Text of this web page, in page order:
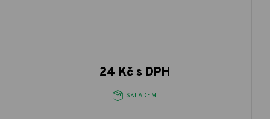
24 Kč s DPH
SKLADEM